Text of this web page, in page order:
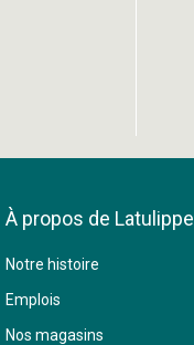
À propos de Latulippe
Notre histoire
Emplois
Nos magasins